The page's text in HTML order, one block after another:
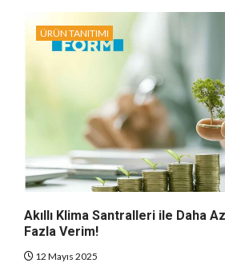
ÜRÜN TANITIMI
Akıllı Klima Santralleri ile Daha
Fazla Verim!
12 Mayıs 2025